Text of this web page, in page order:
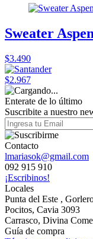
Sweater Aspen
$3.490
$2.967
Enterate de lo último
Suscribite a nuestro
Contacto
lmariasok@gmail.com
092 915 910
¡Escribinos!
Locales
Punta del Este ,
Pocitos, Cavia 3093
Carrasco, Divina
Guía de compra